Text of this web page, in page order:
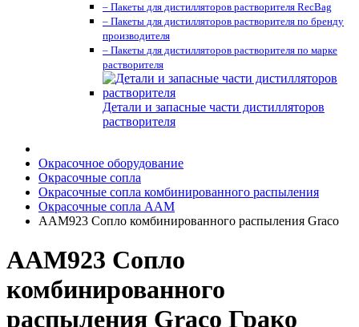
– Пакеты для дистилляторов растворителя RecBag
– Пакеты для дистилляторов растворителя по бренду
производителя
– Пакеты для дистилляторов растворителя по марке
растворителя
Детали и запасные части дистилляторов
растворителя
Окрасочное оборудование
Окрасочные сопла
Окрасочные сопла комбинированного распыления
Окрасочные сопла AAM
AAM923 Сопло комбинированного распыления Graco
AAM923 Сопло
комбинированного
распыления Graco Грако